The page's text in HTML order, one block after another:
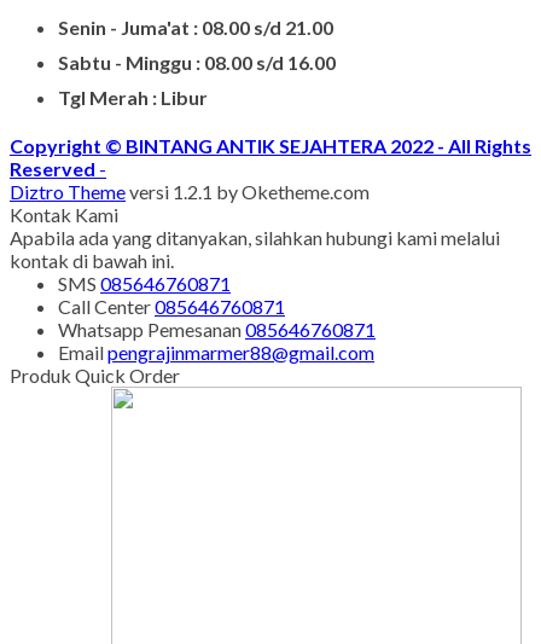
Senin - Juma'at : 08.00 s/d 21.00
Sabtu - Minggu : 08.00 s/d 16.00
Tgl Merah : Libur
Copyright © BINTANG ANTIK SEJAHTERA 2022 - All Rights
Reserved-
Diztro Theme
versi 1.2.1 by Oketheme.com
Kontak Kami
Apabila ada yang ditanyakan, silahkan hubungi kami melalui
kontak di bawah ini.
SMS085646760871
Call Center 085646760871
WhatsappPemesanan085646760871
Emailpengrajinmarmer88@gmail.com
Produk Quick Order